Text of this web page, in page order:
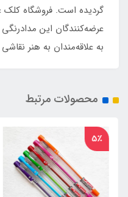
گردیده است. فروشگاه
عرضه‌کنندگان این
به علاقه‌مندان به هنر
محصولات مرتبط
5٪